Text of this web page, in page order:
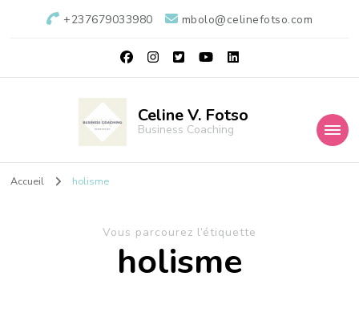
+237679033980 mbolo@celinefotso.com
Celine V. Fotso
Business Coaching
Accueil holisme
Vous parcourez l’étiquette
holisme